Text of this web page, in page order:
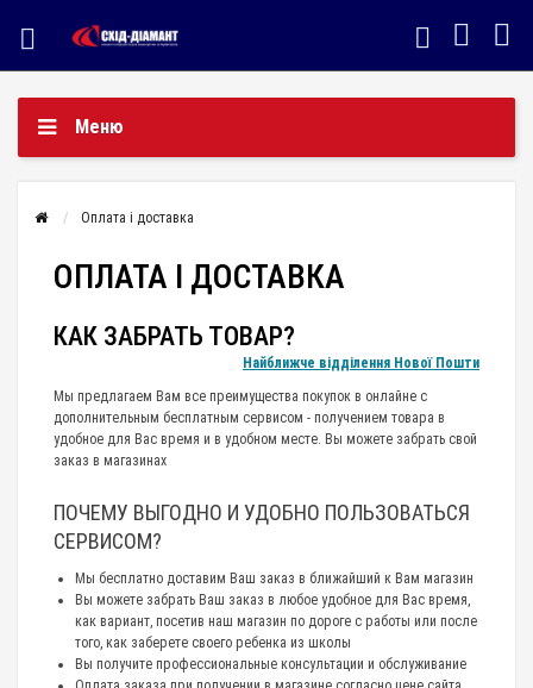
Меню
Оплата і доставка
ОПЛАТА І ДОСТАВКА
КАК ЗАБРАТЬ ТОВАР?
Найближче відділення Нової Пошти
Мы предлагаем Вам все преимущества покупок в онлайне с
дополнительным бесплатным сервисом - получением товара в
удобное для Вас время и в удобном месте. Вы можете забрать свой
заказ в магазинах
ПОЧЕМУ ВЫГОДНО И УДОБНО ПОЛЬЗОВАТЬСЯ
СЕРВИСОМ?
Мы бесплатно доставим Ваш заказ в ближайший к Вам магазин
Вы можете забрать Ваш заказ в любое удобное для Вас время,
как вариант, посетив наш магазин по дороге с работы или после
того, как заберете своего ребенка из школы
Вы получите профессиональные консультации и обслуживание